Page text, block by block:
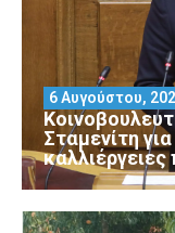
Σταμενίτη
6 Αυγούστου,